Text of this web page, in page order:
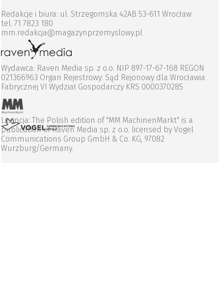
Redakcje i biura: ul. Strzegomska 42AB 53-611 Wrocław
tel. 71 7823 180
mm.redakcja@magazynprzemyslowy.pl
Wydawca: Raven Media sp. z o.o. NIP 897-17-67-168 REGON
021366963 Organ Rejestrowy: Sąd Rejonowy dla Wrocławia
Fabrycznej VI Wydział Gospodarczy KRS 0000370285
Licencja: The Polish edition of "MM MachinenMarkt" is a
publication of Raven Media sp. z o.o. licensed by Vogel
Communications Group GmbH & Co. KG, 97082
Wurzburg/Germany.